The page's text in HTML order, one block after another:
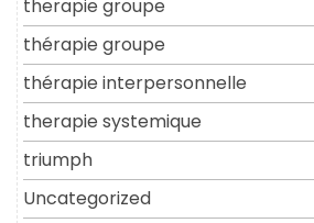
therapie groupe
thérapie groupe
thérapie interpersonnelle
therapie systemique
triumph
Uncategorized